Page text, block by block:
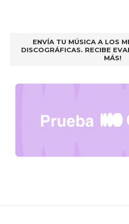
ENVÍA TU MÚSICA A LOS
DISCOGRÁFICAS. RECIBE
MÁS!